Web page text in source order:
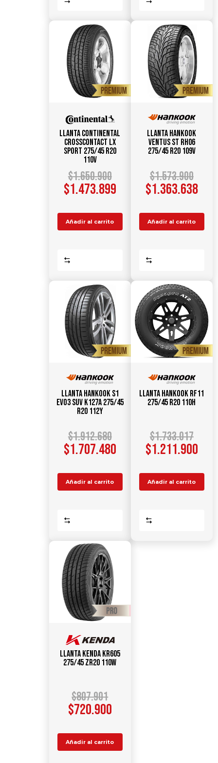
Llanta CONTINENTAL
CrossContact LX
Sport 275/45 R20
110V
$1.650.900
$1.473.899
Añadir al carrito
Llanta HANKOOK
Ventus ST RH06
275/45 R20 109V
$1.573.900
$1.363.638
Añadir al carrito
Llanta HANKOOK S1
Evo3 SUV K127A 275/45
R20 112Y
$1.912.680
$1.707.480
Añadir al carrito
Llanta HANKOOK RF11
275/45 R20 110H
$1.733.017
$1.211.900
Añadir al carrito
Llanta KENDA KR605
275/45 ZR20 110W
$807.901
$720.900
Añadir al carrito